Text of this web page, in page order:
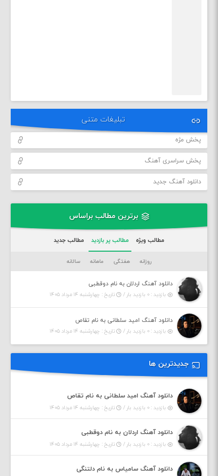
تبلیغات متنی
پخش مژه
پخش سراسری آهنگ
دانلود آهنگ جدید
برترین مطالب براساس
مطالب ویژه مطالب پر بازدید مطالب جدید
روزانه هفتگی ماهانه سالانه
دانلود آهنگ اردلان به نام دوقطبی
بازدید : ۰ بازدید بار /
تاریخ : چهارشنبه ۱۴ مرداد ۱۴۰۵
دانلود آهنگ امید سلطانی به نام تقاص
بازدید : ۰ بازدید بار /
تاریخ : چهارشنبه ۱۴ مرداد ۱۴۰۵
جدیدترین ها
دانلود آهنگ امید سلطانی به نام تقاص
بازدید : ۰ بازدید بار / تاریخ : چهارشنبه ۱۴ مرداد ۱۴۰۵
دانلود آهنگ اردلان به نام دوقطبی
بازدید : ۰ بازدید بار / تاریخ : چهارشنبه ۱۴ مرداد ۱۴۰۵
دانلود آهنگ سامیاس به نام دلتنگی